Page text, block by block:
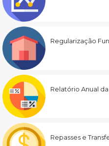
Regularização
Relatório Anual
Repasses e